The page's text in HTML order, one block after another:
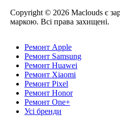
Copyright © 2026 Maclouds є
маркою. Всі права захищені.
Ремонт Apple
Ремонт Samsung
Ремонт Huawei
Ремонт Xiaomi
Ремонт Pixel
Ремонт Honor
Ремонт One+
Усі бренди